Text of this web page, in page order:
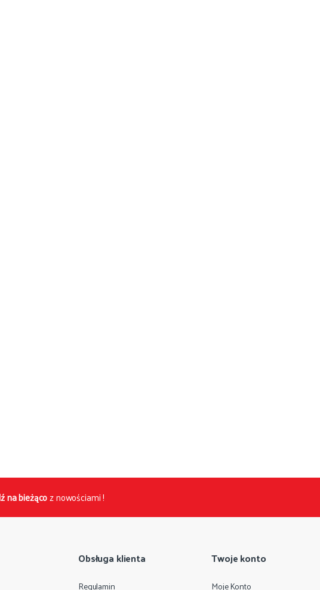
na bieżącoz nowościami !
Obsługa klienta
Regulamin
Twoje konto
Moje Konto